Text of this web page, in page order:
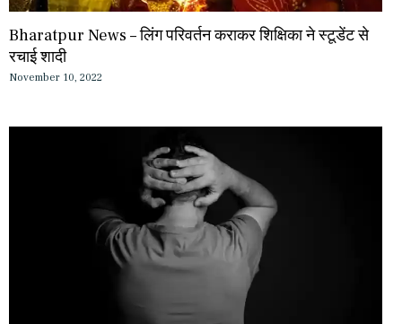
Bharatpur News – लिंग परिवर्तन कराकर शिक्षिका ने स्टूडेंट से
रचाई शादी
November 10, 2022